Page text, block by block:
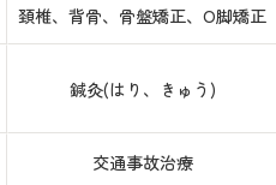
頚椎、背骨、骨盤矯正、O脚矯正
鍼灸(はり、きゅう)
交通事故治療